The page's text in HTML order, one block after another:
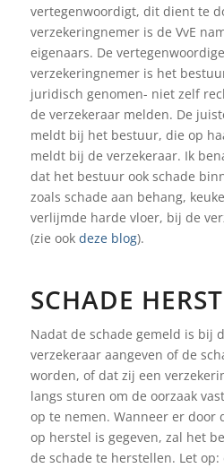
vertegenwoordigt, dit dient te
verzekeringnemer is de VvE
eigenaars. De
verzekeringnemer is het
juridisch genomen- niet zelf
de verzekeraar melden. De
meldt bij het bestuur, die op
meldt bij de verzekeraar. Ik
dat het bestuur ook schade
zoals schade aan behang,
verlijmde harde vloer, bij de
(zie ook deze blog).
SCHADE
Nadat de schade gemeld is bij
verzekeraar aangeven of de
worden, of dat zij een
langs sturen om de oorzaak
op te nemen. Wanneer er door
op herstel is gegeven, zal het
de schade te herstellen. Let